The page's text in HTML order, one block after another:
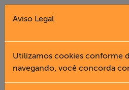
Fechar X
English
Aviso Legal
Utilizamos cookies conforme
navegando, você concorda